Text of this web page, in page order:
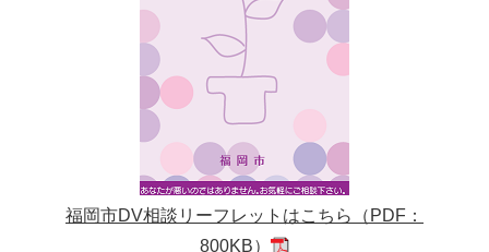
福岡市DV相談リーフレットはこちら（PDF：
800KB）